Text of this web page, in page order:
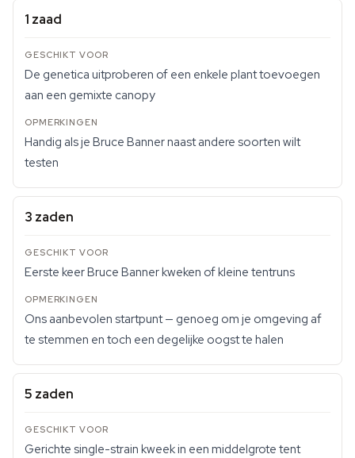
1 zaad
De genetica uitproberen of een enkele plant toevoegen
aan een gemixte canopy
Handig als je Bruce Banner naast andere soorten wilt
testen
3 zaden
Eerste keer Bruce Banner kweken of kleine tentruns
Ons aanbevolen startpunt — genoeg om je omgeving af
te stemmen en toch een degelijke oogst te halen
5 zaden
Gerichte single-strain kweek in een middelgrote tent